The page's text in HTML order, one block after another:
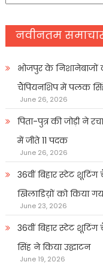
नवीनतम
भोजपुर के निशानेबाजों
चैंपियनशिप में पलक
June 26, 2026
पिता-पुत्र की जोड़ी ने
में जीते 11 पदक
June 26, 2026
36वीं बिहार स्टेट
खिलाडिय़ों को किया
June 23, 2026
36वीं बिहार स्टेट
सिंह ने किया उद्घाटन
June 19, 2026